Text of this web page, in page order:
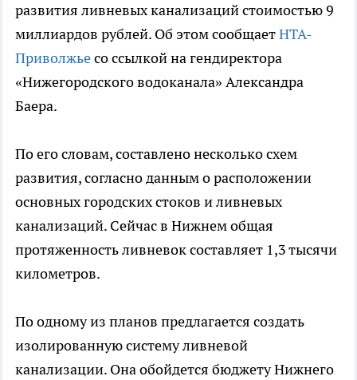
развития ливневых канализаций стоимостью 9
миллиардов рублей. Об этом сообщаетНТА-
Приволжьесо ссылкой на гендиректора
«Нижегородского водоканала» Александра
Баера.
По его словам, составлено несколько схем
развития, согласно данным о расположении
основных городских стоков и ливневых
канализаций. Сейчас в Нижнем общая
протяженность ливневок составляет 1,3 тысячи
километров.
По одному из планов предлагается создать
изолированную систему ливневой
канализации. Она обойдется бюджету Нижнего